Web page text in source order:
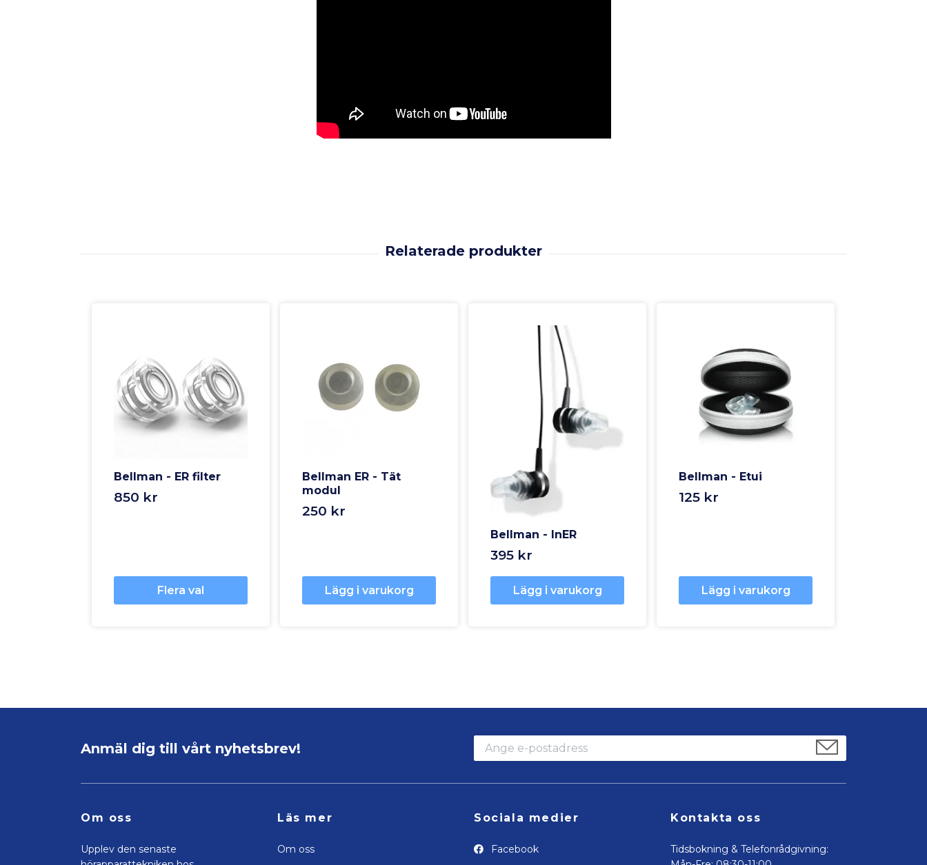
Bellman - ER filter
850 kr
Flera val
Bellman ER - Tät
modul
250 kr
Lägg i varukorg
Bellman - InER
395 kr
Lägg i varukorg
Bellman - Etui
125 kr
Lägg i varukorg
Anmäl dig till vårt nyhetsbrev!
Om oss
Upplev den senaste
Läs mer
Om oss
Sociala medier
Facebook
Kontakta oss
Tidsbokning & Telefonrådgivning: